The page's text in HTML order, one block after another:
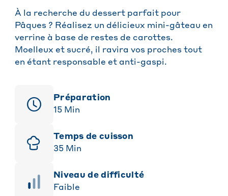
À la recherche du dessert parfait pour
Pâques ? Réalisez un délicieux mini-gâteau en
verrine à base de restes de carottes.
Moelleux et sucré, il ravira vos proches tout
en étant responsable et anti-gaspi.
Préparation
15 Min
Temps de cuisson
35 Min
niveau de difficulté
Faible